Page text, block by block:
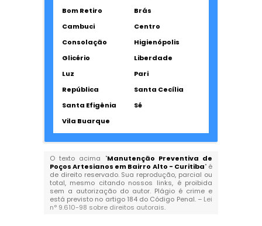
Bom Retiro
Brás
Cambuci
Centro
Consolação
Higienópolis
Glicério
Liberdade
Luz
Pari
República
Santa Cecília
Santa Efigênia
Sé
Vila Buarque
O texto acima "Manutenção Preventiva de
Poços Artesianos em Bairro Alto - Curitiba" é
de direito reservado. Sua reprodução, parcial ou
total, mesmo citando nossos links, é proibida
sem a autorização do autor. Plágio é crime e
está previsto no artigo 184 do Código Penal. – Lei
n° 9.610-98 sobre direitos autorais.